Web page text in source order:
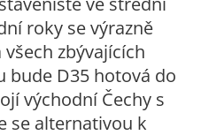
roky se výrazně
zbývajících
bude D35 hotová do
východní Čechy s
se alternativou k